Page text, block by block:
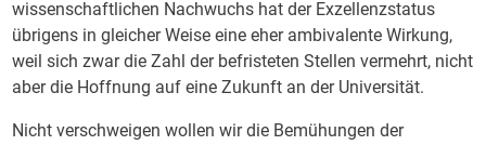
wissenschaftlichen Nachwuchs hat der Exzellenzstatus
übrigens in gleicher Weise eine eher ambivalente Wirkung,
weil sich zwar die Zahl der befristeten Stellen vermehrt, nicht
aber die Hoffnung auf eine Zukunft an der Universität.
Nicht verschweigen wollen wir die Bemühungen der